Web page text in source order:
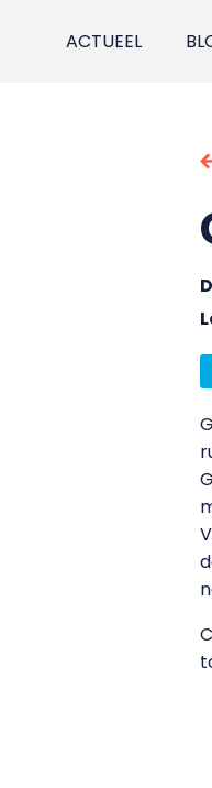
ACTUEEL